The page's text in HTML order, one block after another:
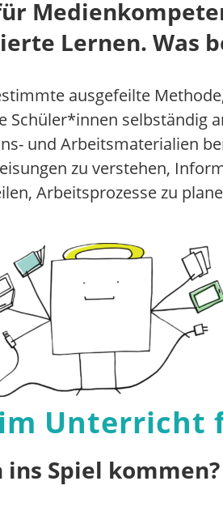
Lernen. Was
ausgefeilte
selbständig
und Arbeitsmaterialien
zu verstehen,
Arbeitsprozesse zu
Unterricht
Spiel kommen?